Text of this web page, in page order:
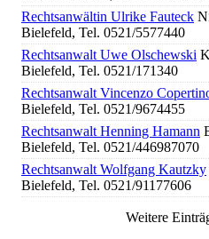
Rechtsanwältin Ulrike Fauteck
Bielefeld, Tel. 0521/5577440
Rechtsanwalt Uwe Olschewski
Bielefeld, Tel. 0521/171340
Rechtsanwalt Vincenzo
Bielefeld, Tel. 0521/9674455
Rechtsanwalt Henning Hamann
Bielefeld, Tel. 0521/446987070
Rechtsanwalt Wolfgang Kautzky
Bielefeld, Tel. 0521/91177606
Weitere